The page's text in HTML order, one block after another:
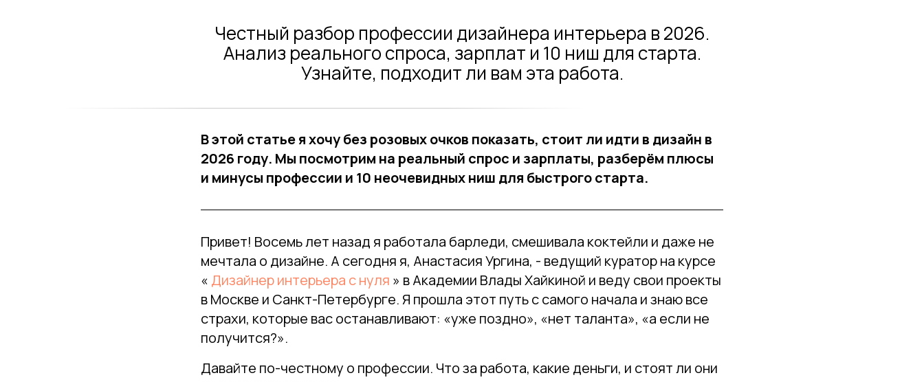
Честный разбор профессии дизайнера интерьера в 2026.
Анализ реального спроса, зарплат и 10 ниш для старта.
Узнайте, подходит ли вам эта работа.
В этой статье я хочу без розовых очков показать, стоит ли идти в дизайн в
2026 году. Мы посмотрим на реальный спрос и зарплаты, разберём плюсы
и минусы профессии и 10 неочевидных ниш для быстрого старта.
Привет! Восемь лет назад я работала барледи, смешивала коктейли и даже не
мечтала о дизайне. А сегодня я, Анастасия Ургина, - ведущий куратор на курсе
« Дизайнер интерьера с нуля » в Академии Влады Хайкиной и веду свои проекты
в Москве и Санкт-Петербурге. Я прошла этот путь с самого начала и знаю все
страхи, которые вас останавливают: «уже поздно», «нет таланта», «а если не
получится?».
Давайте по-честному о профессии. Что за работа, какие деньги, и стоят ли они